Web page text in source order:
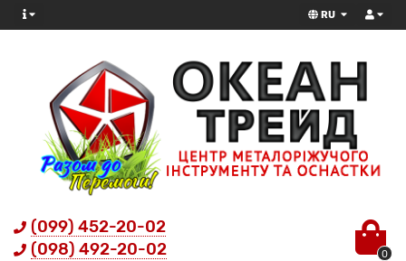
RU
(099) 452-20-02
(098) 492-20-02
0